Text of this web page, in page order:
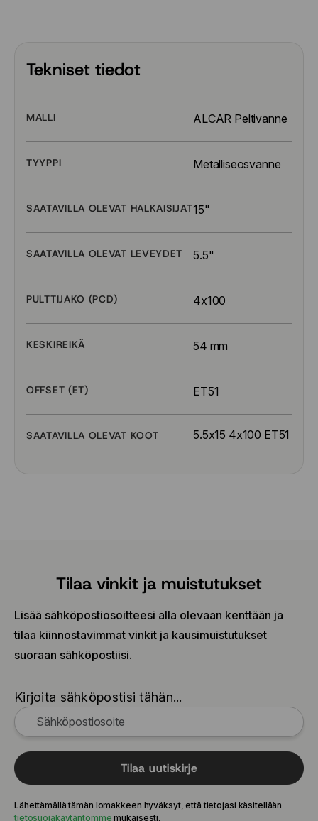
Tekniset tiedot
MALLI ALCAR Peltivanne
TYYPPI Metalliseosvanne
SAATAVILLA OLEVAT HALKAISIJAT15"
SAATAVILLA OLEVAT LEVEYDET 5.5"
PULTTIJAKO (PCD) 4x100
KESKIREIKÄ 54 mm
OFFSET (ET) ET51
SAATAVILLA OLEVAT KOOT 5.5x15 4x100 ET51
Tilaa vinkit ja muistutukset
Lisää sähköpostiosoitteesi alla olevaan kenttään ja
tilaa kiinnostavimmat vinkit ja kausimuistutukset
suoraan sähköpostiisi.
Kirjoita sähköpostisi tähän...
Tilaa uutiskirje
Lähettämällä tämän lomakkeen hyväksyt, että tietojasi käsitellään
tietosuojakäytäntömme mukaisesti.